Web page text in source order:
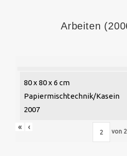
Arbeiten
80 x 80 x 6 cm
Papiermischtechnik/Kasein
2007
« ‹
von